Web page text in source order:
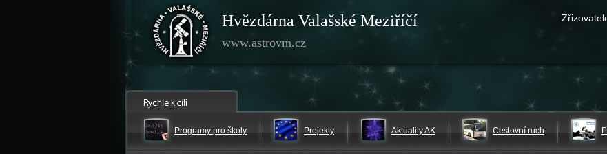
Hvězdárna Valašské Meziříčí
www.astrovm.cz
Programy pro školy Projekty Aktuality AK Cestovní ruch